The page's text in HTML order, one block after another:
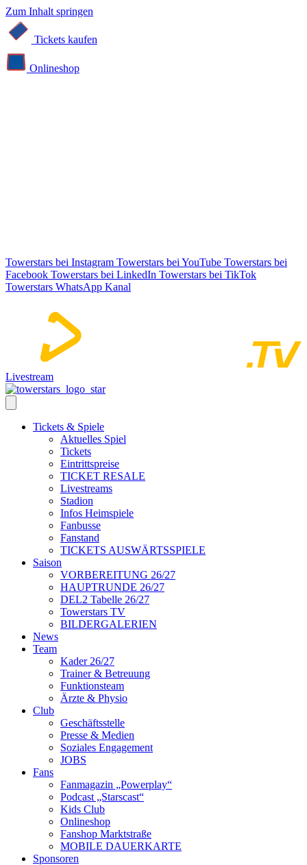
Zum Inhalt springen
Tickets kaufen
Online­shop
Towerstars bei Instagram Towerstars bei YouTube Towerstars bei
Facebook Towerstars bei LinkedIn Towerstars bei TikTok
Towerstars WhatsApp Kanal
Livestream
Tickets & Spiele
Aktuelles Spiel
Tickets
Eintrittspreise
TICKET RESALE
Livestreams
Stadion
Infos Heimspiele
Fanbusse
Fanstand
TICKETS AUSWÄRTSSPIELE
Saison
VORBEREITUNG 26/27
HAUPTRUNDE 26/27
DEL2 Tabelle 26/27
Towerstars TV
BILDERGALERIEN
News
Team
Kader 26/27
Trainer & Betreuung
Funktionsteam
Ärzte & Physio
Club
Geschäftsstelle
Presse & Medien
Soziales Engagement
JOBS
Fans
Fanmagazin „Powerplay“
Podcast „Starscast“
Kids Club
Onlineshop
Fanshop Marktstraße
MOBILE DAUERKARTE
Sponsoren